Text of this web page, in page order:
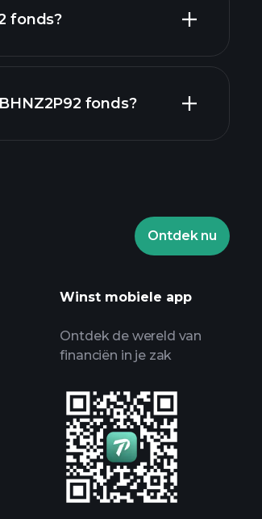
fonds?
fonds
fonds?
Ontdek nu
Winst mobiele app
Ontdek de wereld van
financiën in je zak